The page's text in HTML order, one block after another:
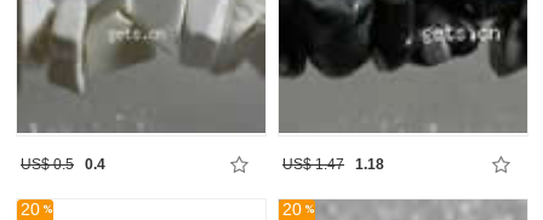
US$ 0.5 0.4 US$ 1.47 1.18
20 20